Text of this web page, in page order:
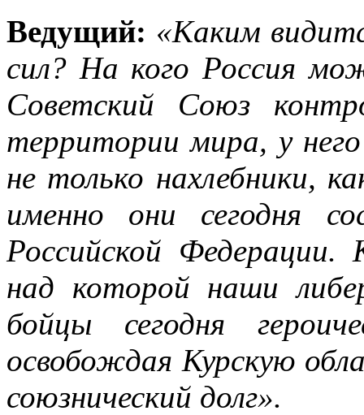
Ведущий: «Каким
сил? На кого Россия
Советский Союз
территории мира, у
не только нахлебники,
именно они сегодня
Российской
над которой наши
бойцы сегодня
освобождая Курскую
союзнический долг».